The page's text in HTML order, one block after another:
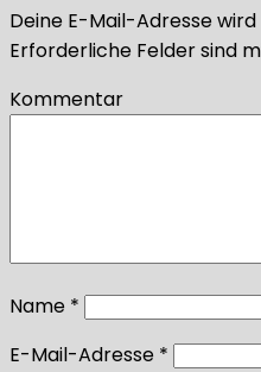
Deine E-Mail-Adresse
Erforderliche Felder sind
Kommentar
Name *
E-Mail-Adresse *